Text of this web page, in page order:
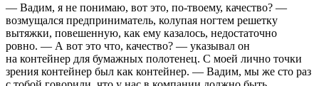
— Вадим, я не понимаю, вот это, по-твоему, качество? —
возмущался предприниматель, колупая ногтем решетку
вытяжки, повешенную, как ему казалось, недостаточно
ровно. — А вот это что, качество? — указывал он
на контейнер для бумажных полотенец. С моей лично точки
зрения контейнер был как контейнер. — Вадим, мы же сто раз